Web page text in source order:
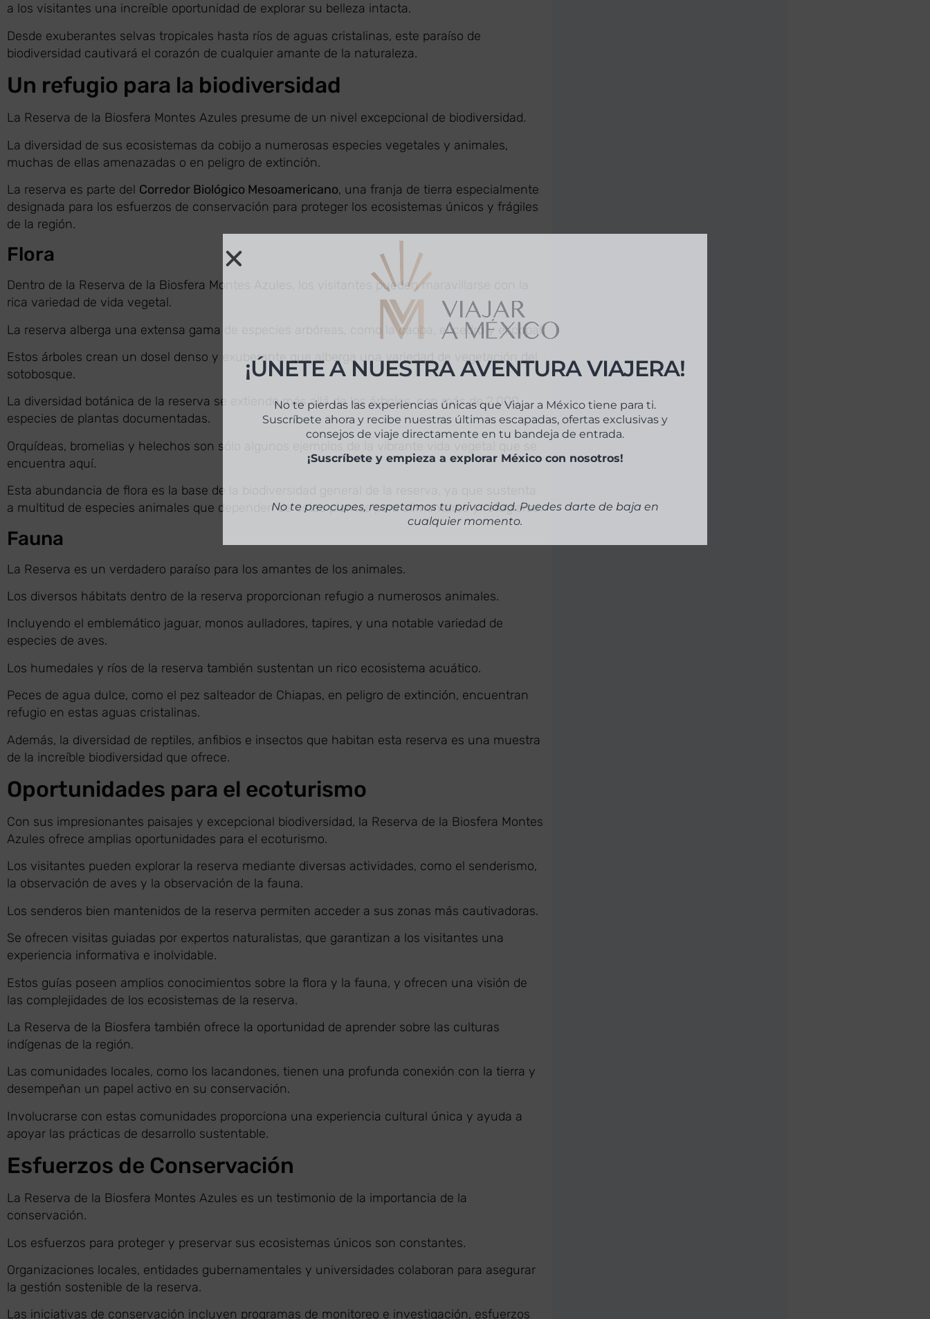
a los visitantes una increíble oportunidad de explorar su belleza intacta.
Desde exuberantes selvas tropicales hasta ríos de aguas cristalinas, este paraíso de
biodiversidad cautivará el corazón de cualquier amante de la naturaleza.
Un refugio para la biodiversidad
La Reserva de la Biosfera Montes Azules presume de un nivel excepcional de biodiversidad.
La diversidad de sus ecosistemas da cobijo a numerosas especies vegetales y animales,
muchas de ellas amenazadas o en peligro de extinción.
La reserva es parte del Corredor Biológico Mesoamericano, una franja de tierra especialmente
designada para los esfuerzos de conservación para proteger los ecosistemas únicos y frágiles
de la región.
Flora
Dentro de la Reserva de la Biosfera Montes Azules, los visitantes pueden maravillarse con la
rica variedad de vida vegetal.
La reserva alberga una extensa gama de especies arbóreas, como la caoba, el cedro y el copal.
Estos árboles crean un dosel denso y exuberante que alberga una variedad de vegetación del
sotobosque.
La diversidad botánica de la reserva se extiende más allá de los árboles, con más de 2.000
especies de plantas documentadas.
Orquídeas, bromelias y helechos son sólo algunos ejemplos de la vibrante vida vegetal que se
encuentra aquí.
Esta abundancia de flora es la base de la biodiversidad general de la reserva, ya que sustenta
a multitud de especies animales que dependen de estas plantas para alimentarse y refugiarse.
Fauna
La Reserva es un verdadero paraíso para los amantes de los animales.
Los diversos hábitats dentro de la reserva proporcionan refugio a numerosos animales.
Incluyendo el emblemático jaguar, monos aulladores, tapires, y una notable variedad de
especies de aves.
Los humedales y ríos de la reserva también sustentan un rico ecosistema acuático.
Peces de agua dulce, como el pez salteador de Chiapas, en peligro de extinción, encuentran
refugio en estas aguas cristalinas.
Además, la diversidad de reptiles, anfibios e insectos que habitan esta reserva es una muestra
de la increíble biodiversidad que ofrece.
Oportunidades para el ecoturismo
Con sus impresionantes paisajes y excepcional biodiversidad, la Reserva de la Biosfera Montes
Azules ofrece amplias oportunidades para el ecoturismo.
Los visitantes pueden explorar la reserva mediante diversas actividades, como el senderismo,
la observación de aves y la observación de la fauna.
Los senderos bien mantenidos de la reserva permiten acceder a sus zonas más cautivadoras.
Se ofrecen visitas guiadas por expertos naturalistas, que garantizan a los visitantes una
experiencia informativa e inolvidable.
Estos guías poseen amplios conocimientos sobre la flora y la fauna, y ofrecen una visión de
las complejidades de los ecosistemas de la reserva.
La Reserva de la Biosfera también ofrece la oportunidad de aprender sobre las culturas
indígenas de la región.
Las comunidades locales, como los lacandones, tienen una profunda conexión con la tierra y
desempeñan un papel activo en su conservación.
Involucrarse con estas comunidades proporciona una experiencia cultural única y ayuda a
apoyar las prácticas de desarrollo sustentable.
Esfuerzos de Conservación
La Reserva de la Biosfera Montes Azules es un testimonio de la importancia de la
conservación.
Los esfuerzos para proteger y preservar sus ecosistemas únicos son constantes.
Organizaciones locales, entidades gubernamentales y universidades colaboran para asegurar
la gestión sostenible de la reserva.
Las iniciativas de conservación incluyen programas de monitoreo e investigación, esfuerzos
¡ÚNETE A NUESTRA AVENTURA VIAJERA!
No te pierdas las experiencias únicas que Viajar a México tiene para ti.
consejos de viaje directamente en tu bandeja de entrada.
¡Suscríbete y empieza a explorar México con nosotros!